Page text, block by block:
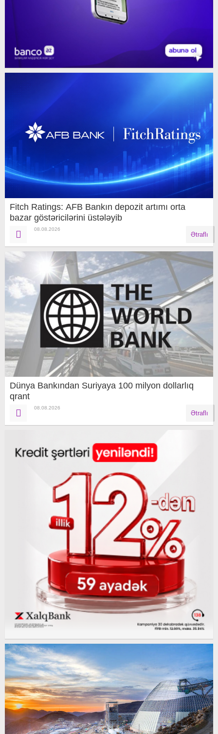
Fitch Ratings: AFB Bankın depozit artımı orta
bazar göstəricilərini üstələyib
08.08.2026
Ətraflı
Dünya Bankından Suriyaya 100 milyon dollarlıq
qrant
08.08.2026
Ətraflı